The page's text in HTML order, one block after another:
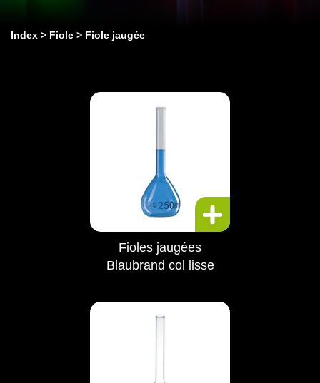
Index Fiole Fiole jaugée
Fioles jaugées
Blaubrand col lisse